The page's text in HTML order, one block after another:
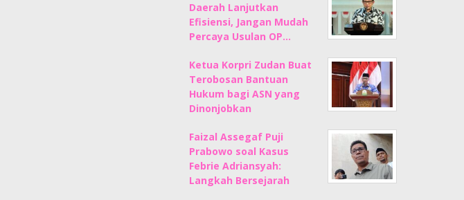
Daerah Lanjutkan
Efisiensi, Jangan Mudah
Percaya Usulan OP…
Ketua Korpri Zudan Buat
Terobosan Bantuan
Hukum bagi ASN yang
Dinonjobkan
Faizal Assegaf Puji
Prabowo soal Kasus
Febrie Adriansyah:
Langkah Bersejarah